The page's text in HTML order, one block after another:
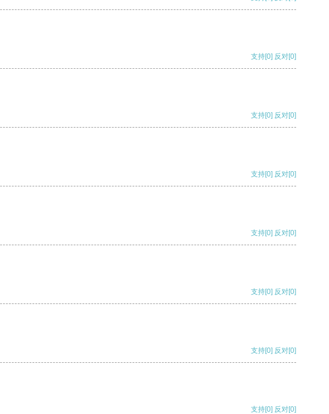
支持[0] 反对[0]
支持[0] 反对[0]
支持[0] 反对[0]
支持[0] 反对[0]
支持[0] 反对[0]
支持[0] 反对[0]
支持[0] 反对[0]